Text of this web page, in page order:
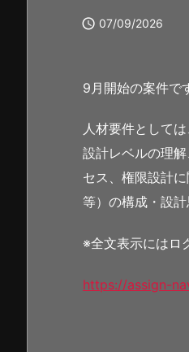
 07/09/2026
9月開始の案件で
人材要件として
設計レベルの理
セス、権限設計
等）の構成・設
※全文表示にはロ
https://assign-